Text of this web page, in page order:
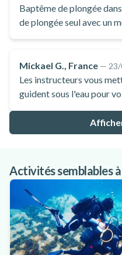
Baptême de plongée
de plongée seul avec un
Mickael G., France —
Les instructeurs vous
guident sous l'eau pour
Activités semblables